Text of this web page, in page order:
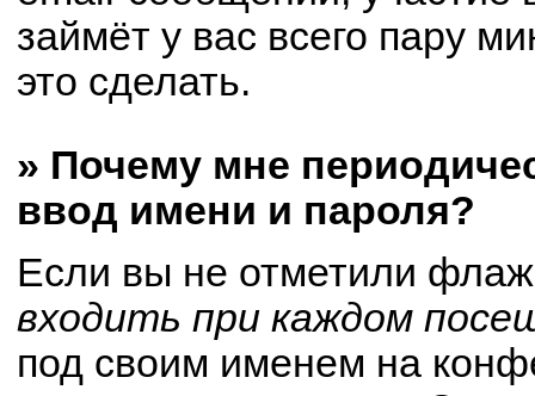
займёт у вас всего пару
это сделать.
» Почему мне
ввод имени и пароля?
Если вы не отметили
входить при каждом
под своим именем на